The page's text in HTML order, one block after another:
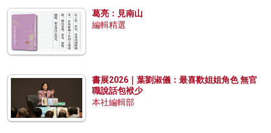
葛亮：見南山
編輯精選
書展2026｜葉劉淑儀：最喜歡姐姐角色 無官
職說話包袱少
本社編輯部